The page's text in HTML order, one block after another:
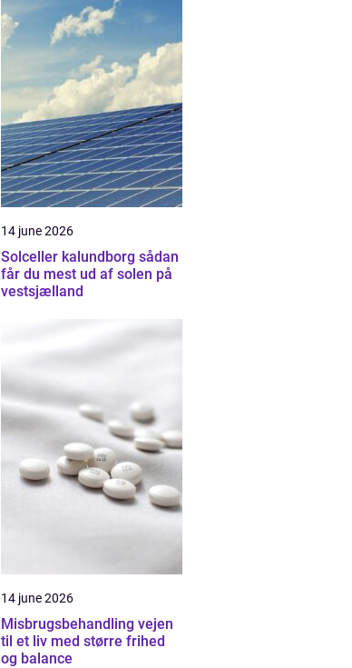
14 june 2026
Solceller kalundborg sådan
får du mest ud af solen på
vestsjælland
14 june 2026
Misbrugsbehandling vejen
til et liv med større frihed
og balance